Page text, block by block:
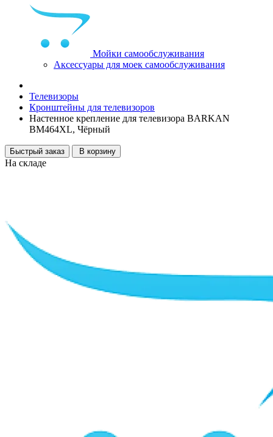
Мойки самообслуживания
Аксессуары для моек самообслуживания
Телевизоры
Кронштейны для телевизоров
Настенное крепление для телевизора BARKAN
BM464XL, Чёрный
Быстрый заказ В корзину
На складе